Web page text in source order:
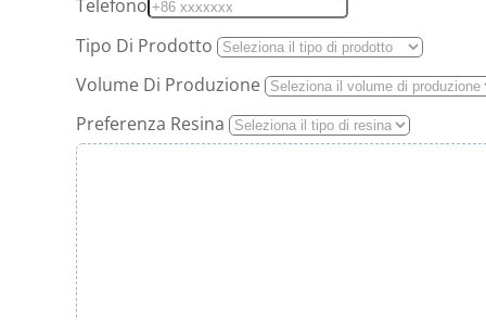
Telefono
Tipo Di Prodotto
Volume Di Produzione
Preferenza Resina